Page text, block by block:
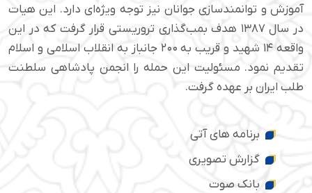
آموزش و توانمندسازی جوانان نیز توجه ویژه‌ای دارد. این هیات
در سال ۱۳۸۷ هدف بمب‌گذاری تروریستی قرار گرفت که در این
واقعه ۱۴ شهید و قریب به ۲۰۰ جانباز به انقلاب اسلامی و اسلام
تقدیم نمود. مسئولیت این حمله را انجمن پادشاهی سلطنت
طلب ایران بر عهده گرفت.
برنامه های آتی
گزارش تصویری
بانک صوت